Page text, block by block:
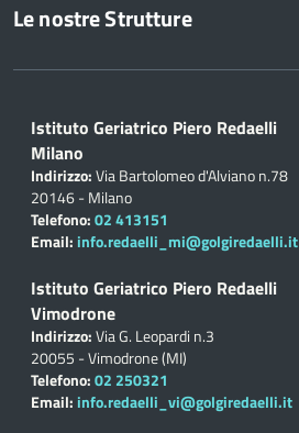
Le nostre Strutture
Istituto Geriatrico Piero Redaelli
Milano
Indirizzo:Via Bartolomeo d'Alviano n.78
20146 - Milano
Telefono:02 413151
Email: info.redaelli_mi@golgiredaelli.it
Istituto Geriatrico Piero Redaelli
Vimodrone
Indirizzo:Via G. Leopardi n.3
20055 - Vimodrone (MI)
Telefono:02 250321
Email: info.redaelli_vi@golgiredaelli.it